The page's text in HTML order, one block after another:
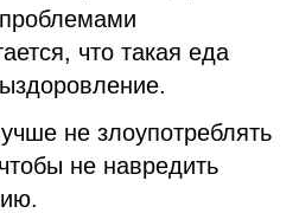
что такая еда
не злоупотреблять
не навредить